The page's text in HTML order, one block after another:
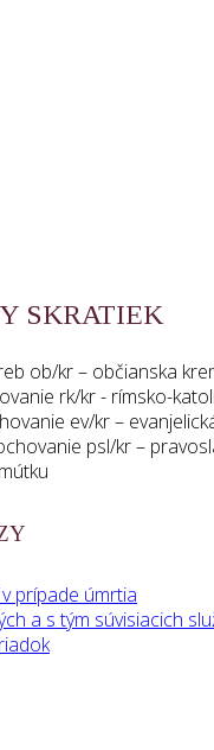
SKRATIEK
ob/kr – občianska
rk/kr - rímsko-
ev/kr –
psl/kr –
prípade úmrtia
a s tým súvisiacich